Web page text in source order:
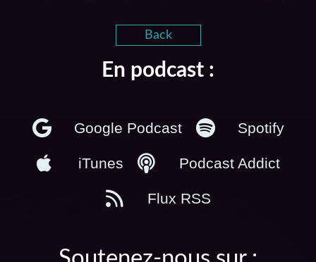
Back
En podcast :
Google Podcast Spotify
iTunes Podcast Addict
Flux RSS